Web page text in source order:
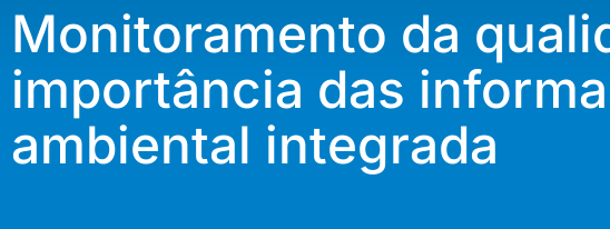
Monitoramento da
importância das
ambiental integrada